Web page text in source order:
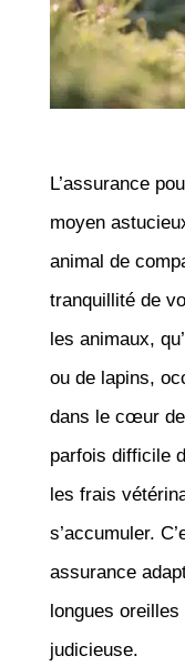
L’assurance
moyen
animal de
tranquillité de
les animaux,
ou de lapins,
dans le cœur
parfois difficile
les frais
s’accumuler.
assurance
longues oreilles
judicieuse.